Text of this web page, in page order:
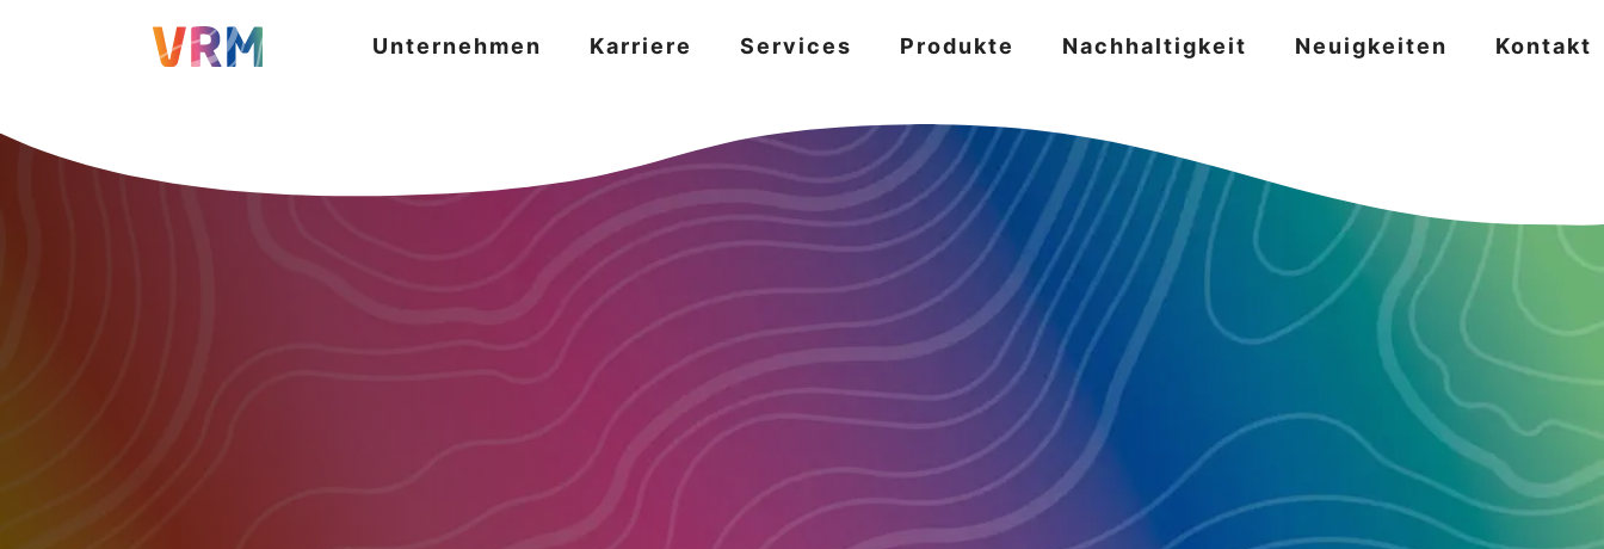
Unternehmen Karriere Services Produkte Nachhaltigkeit Neuigkeiten Kontakt